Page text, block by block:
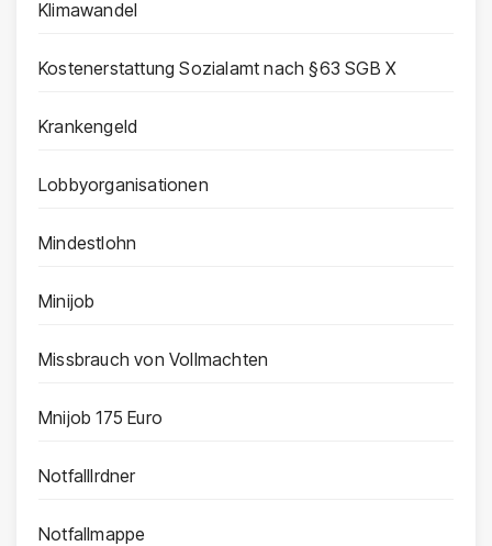
Klimawandel
Kostenerstattung Sozialamt nach §63 SGB X
Krankengeld
Lobbyorganisationen
Mindestlohn
Minijob
Missbrauch von Vollmachten
Mnijob 175 Euro
Notfalllrdner
Notfallmappe